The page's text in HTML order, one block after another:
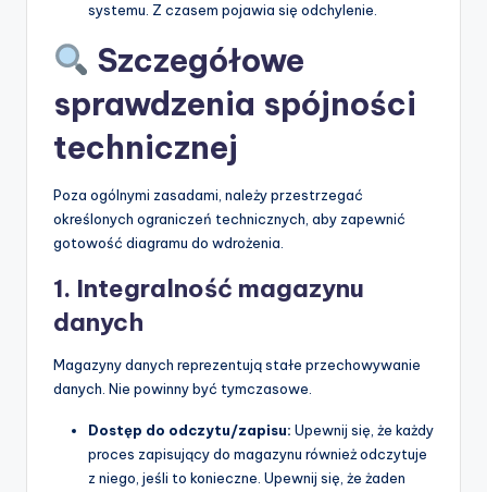
systemu. Z czasem pojawia się odchylenie.
Szczegółowe
sprawdzenia spójności
technicznej
Poza ogólnymi zasadami, należy przestrzegać
określonych ograniczeń technicznych, aby zapewnić
gotowość diagramu do wdrożenia.
1. Integralność magazynu
danych
Magazyny danych reprezentują stałe przechowywanie
danych. Nie powinny być tymczasowe.
Dostęp do odczytu/zapisu: Upewnij się, że każdy
proces zapisujący do magazynu również odczytuje
z niego, jeśli to konieczne. Upewnij się, że żaden